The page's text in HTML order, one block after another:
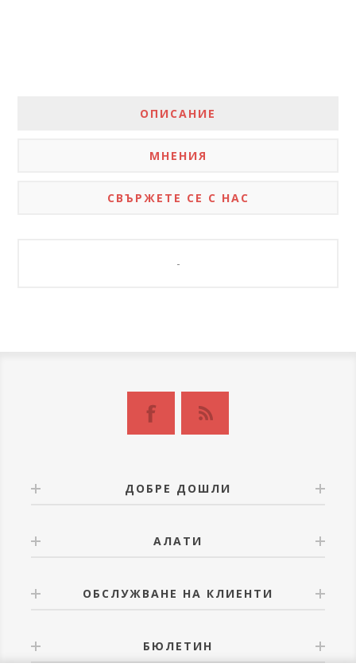
ОПИСАНИЕ
МНЕНИЯ
СВЪРЖЕТЕ СЕ С НАС
-
ДОБРЕ ДОШЛИ
АЛАТИ
ОБСЛУЖВАНЕ НА КЛИЕНТИ
БЮЛЕТИН